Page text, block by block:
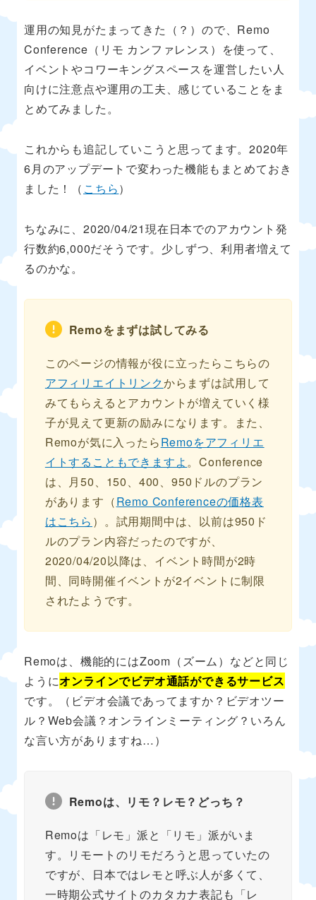
運用の知見がたまってきた（？）ので、Remo
Conference（リモ カンファレンス）を使って、
イベントやコワーキングスペースを運営したい人
向けに注意点や運用の工夫、感じていることをま
とめてみました。
これからも追記していこうと思ってます。2020年
6月のアップデートで変わった機能もまとめておき
ました！（ こちら）
ちなみに、2020/04/21現在日本でのアカウント発
行数約6,000だそうです。少しずつ、利用者増えて
るのかな。
Remoをまずは試してみる
このページの情報が役に立ったらこちらの
アフィリエイトリンクからまずは試用して
みてもらえるとアカウントが増えていく様
子が見えて更新の励みになります。また、
Remoが気に入ったらRemoをアフィリエ
イトすることもできますよ。Conference
は、月50、150、400、950ドルのプラン
があります（Remo Conferenceの価格表
はこちら ）。試用期間中は、以前は950ド
ルのプラン内容だったのですが、
2020/04/20以降は、イベント時間が2時
間、同時開催イベントが2イベントに制限
されたようです。
Remoは、機能的にはZoom（ズーム）などと同じ
ようにオンラインでビデオ通話ができるサービス
です。（ビデオ会議であってますか？ビデオツー
ル？Web会議？オンラインミーティング？いろん
な言い方がありますね…）
Remoは、リモ？レモ？どっち？
Remoは「レモ」派と「リモ」派がいま
す。リモートのリモだろうと思っていたの
ですが、日本ではレモと呼ぶ人が多くて、
一時期公式サイトのカタカナ表記も「レ